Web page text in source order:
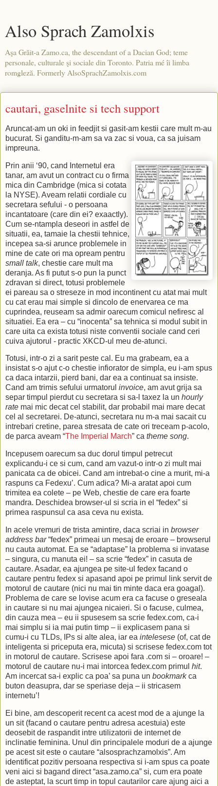
Also Sprach Zamolxis
Aşa Grăit-a Zamo.ca, the descendant of a Dacian God; teme
personale, culturale şi sociale din Toronto. Patria mé îi limba
romgleză. Formerly AlsoSprachZamolxis.com
cautari, gaselnite si tech support
Aruncat-am un oki in feedjit si gasit-am kestii care mult m-au
bucurat. Si ganditu-m-am sa va zac si voua, ca sa juisam
impreuna.
Prin anii ‘90, cand Internetul era
tanar, am avut un contract cu o firma
mica din Cambridge (mica si cotata
la NYSE). Aveam relatii cordiale cu
secretara sefului - o persoana
incantatoare (care din ei? exaactly).
Cum se-ntampla deseori in astfel de
situatii, ea, tamaie la chestii tehnice,
incepea sa-si arunce problemele in
mine de cate ori ma opream pentru
small talk, chestie care mult ma
deranja. As fi putut s-o pun la punct
zdravan si direct, totusi problemele
ei pareau sa o streseze in mod incontinent cu atat mai mult
cu cat erau mai simple si dincolo de enervarea ce ma
cuprindea, reuseam sa admir oarecum comicul nefiresc al
situatiei. Ea era – cu “inocenta” sa tehnica si modul subit in
care uita ca exista totusi niste conventii sociale cand ceri
cuiva ajutorul - practic XKCD-ul meu de-atunci.
Totusi, intr-o zi a sarit peste cal. Eu ma grabeam, ea a
insistat s-o ajut c-o chestie infiorator de simpla, eu i-am spus
ca daca intarzii, pierd bani, dar ea a continuat sa insiste.
Cand am trimis sefului urmatorul invoice, am avut grija sa
separ timpul pierdut cu secretara si sa-l taxez la un hourly
rate mai mic decat cel stabilit, dar probabil mai mare decat
cel al secretarei. De-atunci, secretara nu m-a mai sacait cu
intrebari cretine, parea stresata de cate ori treceam p-acolo,
de parca aveam “The Imperial March” ca theme song.
Incepusem oarecum sa duc dorul timpul petrecut
explicandu-i ce si cum, cand am vazut-o intr-o zi mult mai
panicata ca de obicei. Cand am intrebat-o cine a murit, mi-a
raspuns ca Fedexu’. Cum adica? Mi-a aratat apoi cum
trimitea ea colete – pe Web, chestie de care era foarte
mandra. Deschidea browser-ul si scria in el “fedex” si
primea raspunsul ca asa ceva nu exista.
In acele vremuri de trista amintire, daca scriai in browser
address bar“fedex” primeai un mesaj de eroare – browserul
nu cauta automat. Ea se “adaptase” la problema si invatase
– singura, cu manuta ei! – sa scrie “fedex” in casuta de
cautare. Asadar, ea ajungea pe site-ul fedex facand o
cautare pentru fedex si apasand apoi pe primul link servit de
motorul de cautare (nici nu mai tin minte daca era goagal).
Problema de care se lovise acum era ca facuse o greseala
in cautare si nu mai ajungea nicaieri. Si o facuse, culmea,
din cauza mea – eu ii spusesem sa scrie fedex.com, ca-i
mai simplu si ia mai putin timp – ii explicasem pana si
cumu-i cu TLDs, IPs si alte alea, iar ea intelesese (of, cat de
inteligenta si priceputa era, micuta) si scrisese fedex.com tot
in motorul de cautare. Scrisese apoi fara .com si – oroare! –
motorul de cautare nu-i mai intorcea fedex.com primul hit.
Am incercat sa-i explic ca poa’ sa puna un bookmarkca
buton deasupra, dar se speriase deja – ii stricasem
internetu’!
Ei bine, am descoperit recent ca acest mod de a ajunge la
un sit (facand o cautare pentru adresa acestuia) este
deosebit de raspandit intre utilizatorii de internet de
inclinatie feminina. Unul din principalele moduri de a ajunge
pe acest sit este o cautare “alsosprachzamolxis”. Am
identificat pozitiv persoana respectiva si i-am spus ca poate
veni aici si bagand direct “asa.zamo.ca” si, cum era poate
de asteptat, la scurt timp in topul cautarilor care ajung aici a